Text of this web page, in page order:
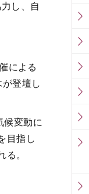
し、自
による
登壇し
候変動に
目指し
。